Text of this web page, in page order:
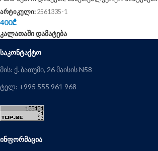
არტიკული: 2561335-1
400₾
კალათაში დამატება
ᲡᲐᲙᲝᲜᲢᲐᲥᲢᲝ
მის: ქ. ბათუმი, 26 მაისის N58
ტელ: +995 555 961 968
ᲘᲜᲤᲝᲠᲛᲐᲪᲘᲐ